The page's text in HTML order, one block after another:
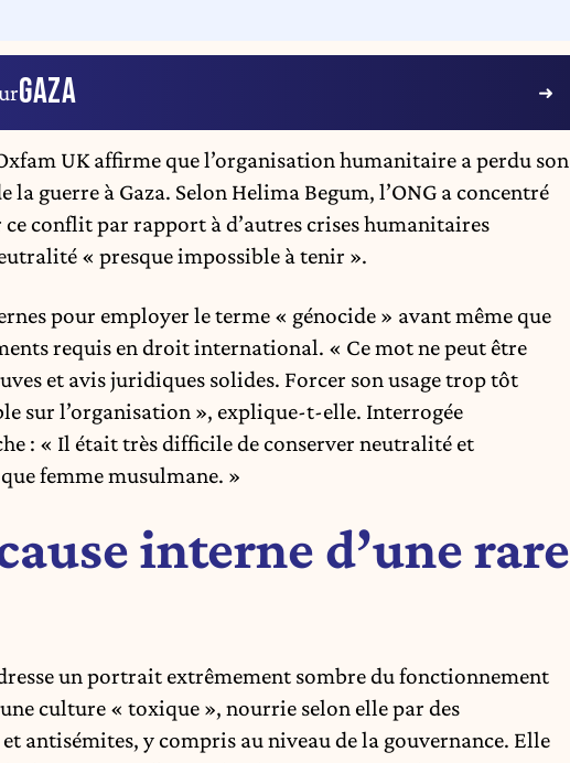
GAZA
UKaffirme que l’organisation humanitaire a perdu son
guerre à Gaza. Selon Helima Begum, l’ONG a concentré
conflit par rapport à d’autres crises humanitaires
« presque impossible à tenir ».
pour employer le terme « génocide » avant même que
requis en droit international. « Ce mot ne peut être
et avis juridiques solides. Forcer son usage trop tôt
sur l’organisation », explique-t-elle. Interrogée
: « Il était très difficile de conserver neutralité et
femme musulmane. »
interne d’une rare
un portrait extrêmement sombre du fonctionnement
culture « toxique », nourrie selon elle par des
antisémites, y compris au niveau de la gouvernance. Elle